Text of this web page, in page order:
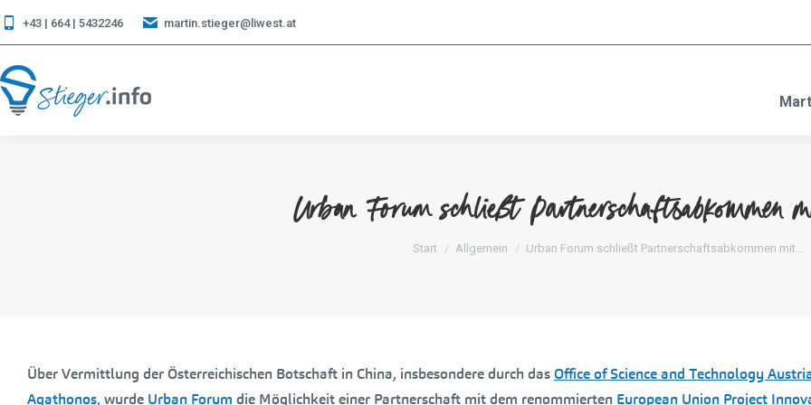
+43 | 664 | 5432246 martin.stieger@liwest.at
Urban Forum schließt
Sie befinden sich hier:
Start Allgemein Urban Forum schließt Partnerschaftsabkommen mit…
Über Vermittlung der Österreichischen Botschaft in China, insbesondere durch dasOffice of Science and Technology
Agathonos, wurde Urban Forum die Möglichkeit einer Partnerschaft mit dem renommierten European Union Project